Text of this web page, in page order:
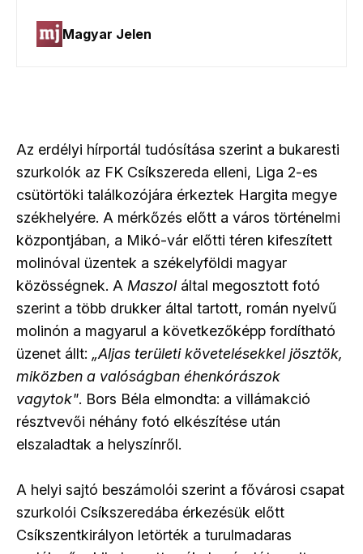
Az erdélyi hírportál tudósítása szerint a bukaresti
szurkolók az FK Csíkszereda elleni, Liga 2-es
csütörtöki találkozójára érkeztek Hargita megye
székhelyére. A mérkőzés előtt a város történelmi
központjában, a Mikó-vár előtti téren kifeszített
molinóval üzentek a székelyföldi magyar
közösségnek. A Maszoláltal megosztott fotó
szerint a több drukker által tartott, román nyelvű
molinón a magyarul a következőképp fordítható
üzenet állt: „Aljas területi követelésekkel jösztök,
miközben a valóságban éhenkórászok
vagytok". Bors Béla elmondta: a villámakció
résztvevői néhány fotó elkészítése után
elszaladtak a helyszínről.
A helyi sajtó beszámolói szerint a fővárosi csapat
szurkolói Csíkszeredába érkezésük előtt
Csíkszentkirályon letörték a turulmadaras